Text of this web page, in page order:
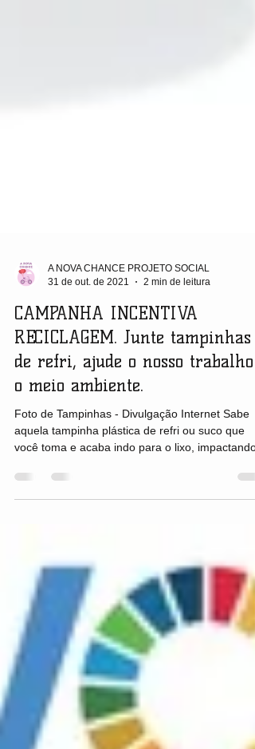
A NOVA CHANCE PROJETO SOCIAL
31 de out. de 2021
2 min de leitura
CAMPANHA INCENTIVA
de refri, ajude o nosso trabalho
o meio ambiente.
Foto de Tampinhas - Divulgação Internet Sabe